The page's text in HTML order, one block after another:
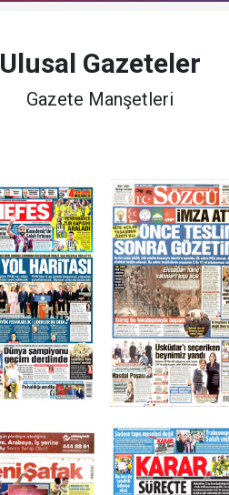
Ulusal Gazeteler
Gazete Manşetleri